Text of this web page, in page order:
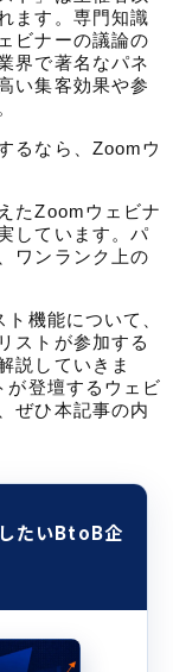
ます。 専門知識
ビナーの議論の
界で著名なパネ
い集客効果や参
るなら、Zoomウ
たZoomウェビナ
しています。パ
ワンランク上の
機能について、
ストが参加する
説していきま
が登壇するウェビ
ぜひ本記事の内
たいBtoB企